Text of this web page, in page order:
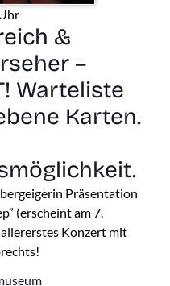
&
–
Warteliste
Karten.
Präsentation
(erscheint am 7.
Konzert mit